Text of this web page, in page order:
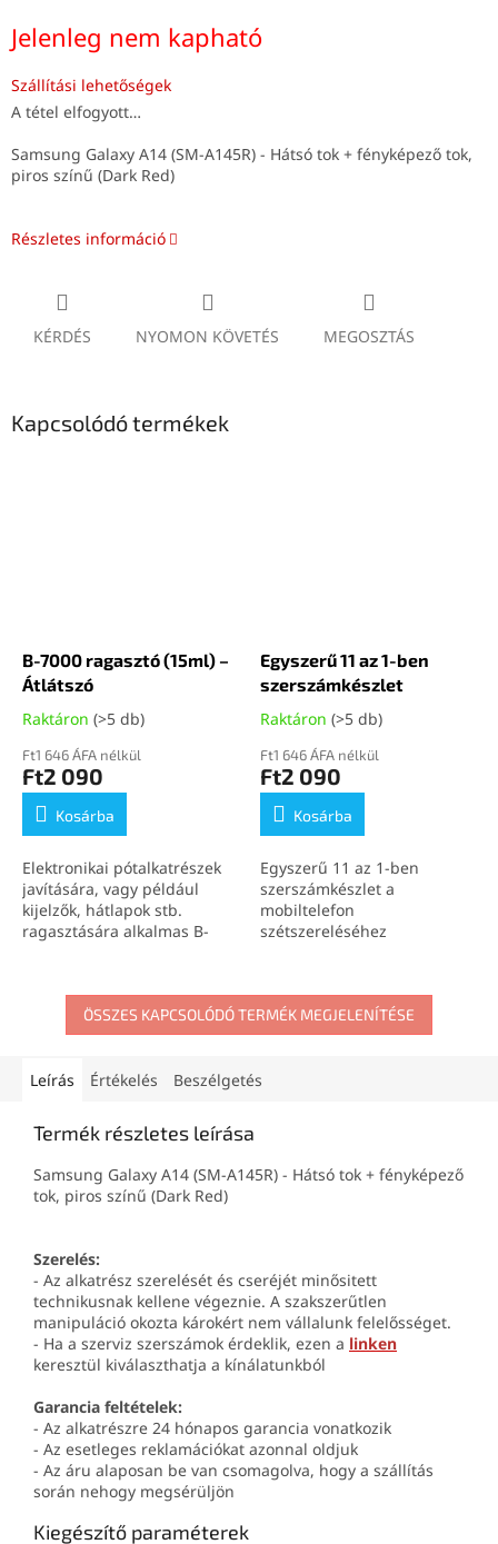
Jelenleg nem kapható
Szállítási lehetőségek
A tétel elfogyott…
Samsung Galaxy A14 (SM-A145R) - Hátsó tok + fényképező tok,
piros színű (Dark Red)
Részletes információ
KÉRDÉS NYOMON KÖVETÉS MEGOSZTÁS
Kapcsolódó termékek
B-7000 ragasztó (15ml) –
Átlátszó
Raktáron (>5 db)
Ft1 646 ÁFA nélkül
Ft2 090
Kosárba
Elektronikai pótalkatrészek
javítására, vagy például
kijelzők, hátlapok stb.
ragasztására alkalmas B-
Egyszerű 11 az 1-ben
szerszámkészlet
Raktáron (>5 db)
Ft1 646 ÁFA nélkül
Ft2 090
Kosárba
Egyszerű 11 az 1-ben
szerszámkészlet a
mobiltelefon
szétszereléséhez
ÖSSZES KAPCSOLÓDÓ TERMÉK MEGJELENÍTÉSE
Leírás Értékelés Beszélgetés
Termék részletes leírása
Samsung Galaxy A14 (SM-A145R) - Hátsó tok + fényképező
tok, piros színű (Dark Red)
Szerelés:
- Az alkatrész szerelését és cseréjét minősitett
technikusnak kellene végeznie. A szakszerűtlen
manipuláció okozta károkért nem vállalunk felelősséget.
- Ha a szerviz szerszámok érdeklik, ezen a linken
keresztül kiválaszthatja a kínálatunkból
Garancia feltételek:
- Az alkatrészre 24 hónapos garancia vonatkozik
- Az esetleges reklamációkat azonnal oldjuk
- Az áru alaposan be van csomagolva, hogy a szállítás
során nehogy megsérüljön
Kiegészítő paraméterek